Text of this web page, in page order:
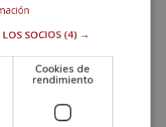
DE FORMACIÓN DE POSTGRADO, S.L.,
C/ Amadeu Vives, 5, Bloque 1 - Bajo
la información que nos facilita
electrónicos de tipo comercial
ofrecidos y otros tipo de productos
del interesado.
a la dirección
Política de Privacidad.
SOCIOS (4) →
Cookies de
rendimiento